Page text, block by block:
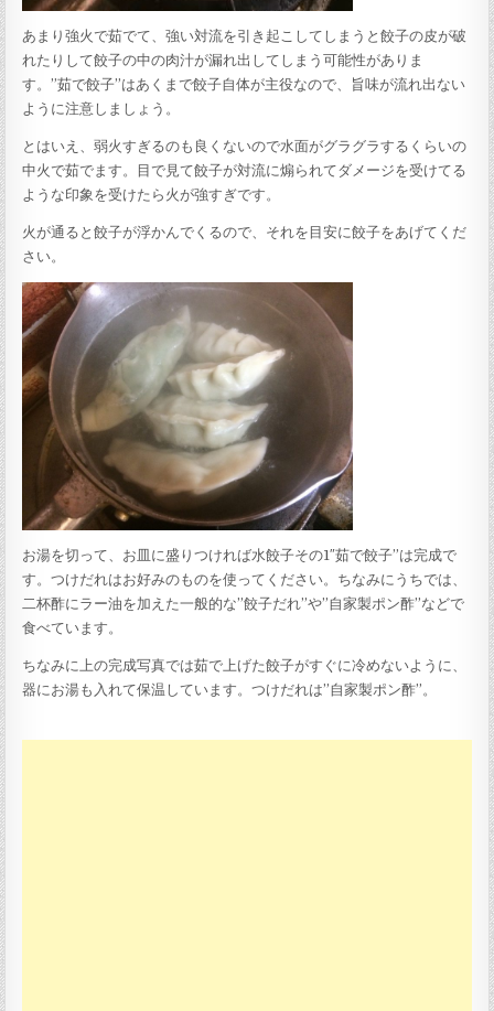
あまり強火で茹でて、強い対流を引き起こしてしまうと餃子の皮が破
れたりして餃子の中の肉汁が漏れ出してしまう可能性がありま
す。”茹で餃子”はあくまで餃子自体が主役なので、旨味が流れ出ない
ように注意しましょう。
とはいえ、弱火すぎるのも良くないので水面がグラグラするくらいの
中火で茹でます。目で見て餃子が対流に煽られてダメージを受けてる
ような印象を受けたら火が強すぎです。
火が通ると餃子が浮かんでくるので、それを目安に餃子をあげてくだ
さい。
お湯を切って、お皿に盛りつければ水餃子その1″茹で餃子”は完成で
す。つけだれはお好みのものを使ってください。ちなみにうちでは、
二杯酢にラー油を加えた一般的な”餃子だれ”や”自家製ポン酢”などで
食べています。
ちなみに上の完成写真では茹で上げた餃子がすぐに冷めないように、
器にお湯も入れて保温しています。つけだれは”自家製ポン酢”。